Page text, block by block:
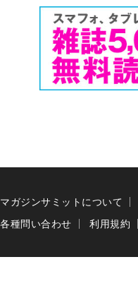
マガジンサミットについて
各種問い合わせ
利用規約